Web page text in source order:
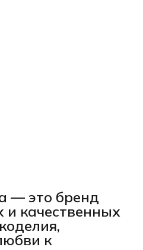
— это бренд
качественных
к